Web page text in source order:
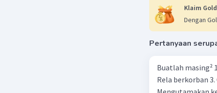
Indonesia.
-
-
- Siap
Secara
Klaim
Dengan
Pertanyaan
Buatlah masing²
Rela berkorban